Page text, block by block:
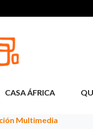
CASA ÁFRICA
Multimedia